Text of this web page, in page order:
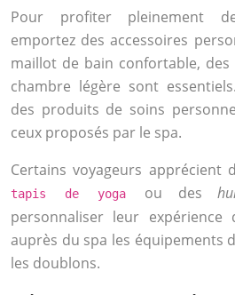
Pour profiter pleinement
emportez des accessoires
maillot de bain confortable,
chambre légère sont
des produits de soins
ceux proposés par le spa.
Certains voyageurs apprécient
tapis de yoga ou des
personnaliser leur expérience
auprès du spa les équipements
les doublons.